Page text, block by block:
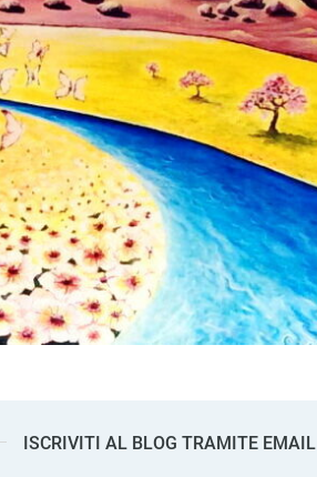
ISCRIVITI AL BLOG TRAMITE EMAIL